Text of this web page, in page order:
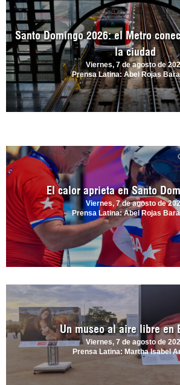
Santo Domingo 2026: el Metro
la ciudad
Viernes, 7 de agosto de
Prensa Latina: Abel Rojas
El calor aprieta en Santo
Viernes, 7 de agosto de
Prensa Latina: Abel Rojas
Un museo al aire libre en
Viernes, 7 de agosto de
Prensa Latina: Martha Isabel